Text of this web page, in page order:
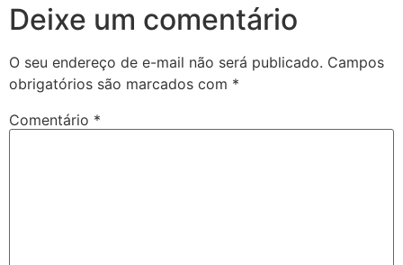
Deixe um comentário
O seu endereço de e-mail não será publicado. Campos
obrigatórios são marcados com *
Comentário *